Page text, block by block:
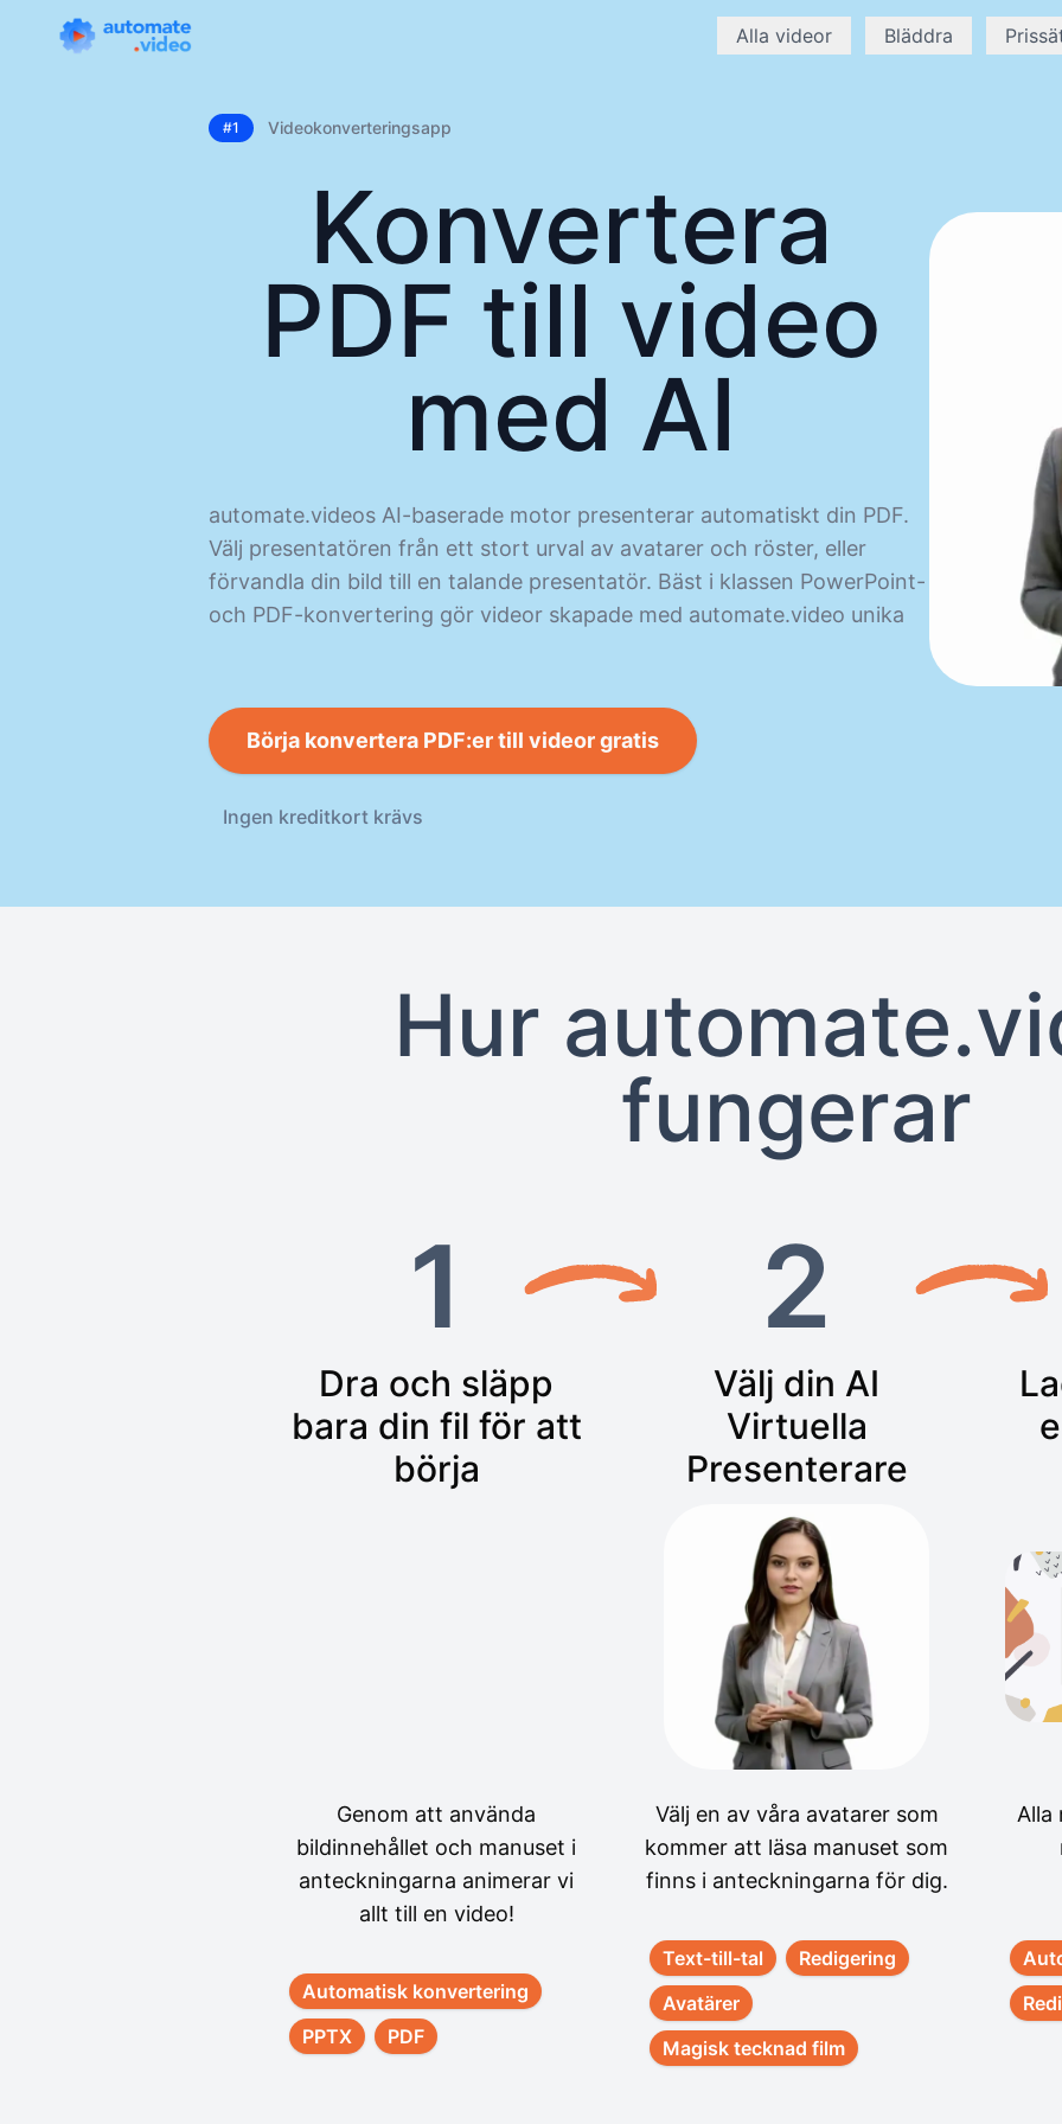
Alla videor Bläddra
#1 Videokonverteringsapp
Konvertera
PDF till video
med AI
automate.videos AI-baserade motor presenterar automatiskt din PDF.
Välj presentatören från ett stort urval av avatarer och röster, eller
förvandla din bild till en talande presentatör. Bäst i klassen PowerPoint-
och PDF-konvertering gör videor skapade med automate.video unika
Börja konvertera PDF:er till videor gratis
Ingen kreditkort krävs
Hur
fungerar
1
Dra och släpp
bara din fil för att
börja
Genom att använda
bildinnehållet och manuset i
anteckningarna animerar vi
allt till en video!
Automatisk konvertering
PPTX
PDF
2
Välj din AI
Virtuella
Presenterare
Välj en av våra avatarer som
kommer att läsa manuset som
finns i anteckningarna för dig.
Text-till-tal
Redigering
Avatärer
Magisk tecknad film
Alla